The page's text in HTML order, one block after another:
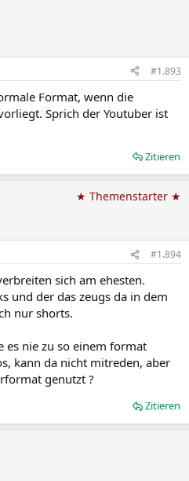
#1.893
Format, wenn die
Sprich der Youtuber ist
Zitieren
★ Themenstarter ★
#1.894
sich am ehesten.
und der das zeugs da in dem
nur shorts.
es nie zu so einem format
kann da nicht mitreden, aber
genutzt ?
Zitieren